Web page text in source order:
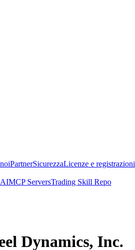
PartnerSicurezzaLicenze e registrazioni
AIMCP ServersTrading Skill Repo
Dynamics, Inc.